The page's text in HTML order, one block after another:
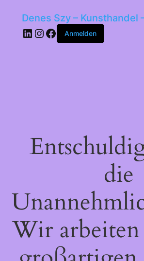
Denes Szy – Kunsthandel
LinkedIn
Instagram
Facebook
Anmelden
die
Wir arbeiten